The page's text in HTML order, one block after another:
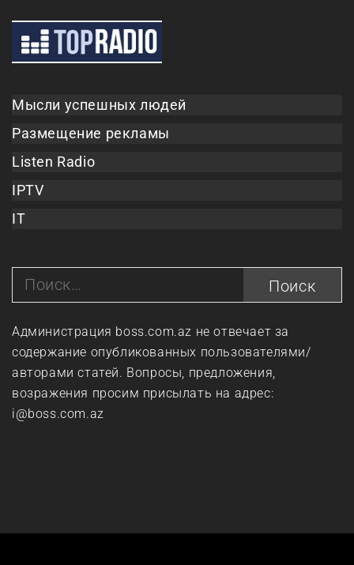
Мысли успешных людей
Размещение рекламы
Listen Radio
IPTV
IT
Найти:
Администрация boss.com.az не отвечает за
содержание опубликованных пользователями/
авторами статей. Вопросы, предложения,
возражения просим присылать на адрес:
i@boss.com.az